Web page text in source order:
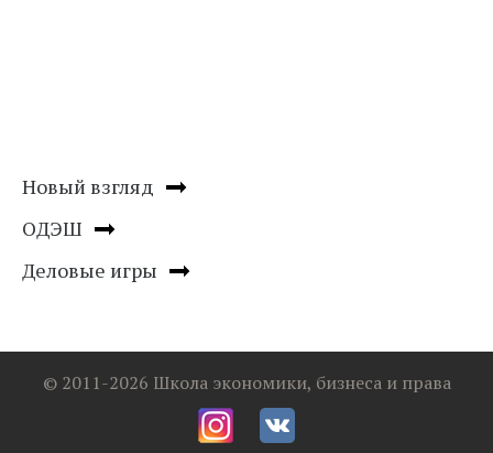
Новый взгляд
ОДЭШ
Деловые игры
© 2011-2026 Школа экономики, бизнеса и права